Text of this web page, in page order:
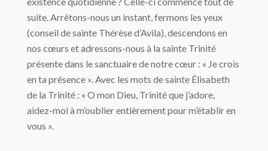
suite. Arrêtons-nous un instant, fermons les yeux
(conseil de sainte Thérèse d’Avila), descendons en
nos cœurs et adressons-nous à la sainte Trinité
présente dans le sanctuaire de notre cœur : « Je crois
en ta présence ». Avec les mots de sainte Élisabeth
de la Trinité : « O mon Dieu, Trinité que j’adore,
aidez-moi à m’oublier entièrement pour m’établir en
vous ».